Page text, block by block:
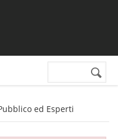
Form di
Cerca nel sito
ed Esperti